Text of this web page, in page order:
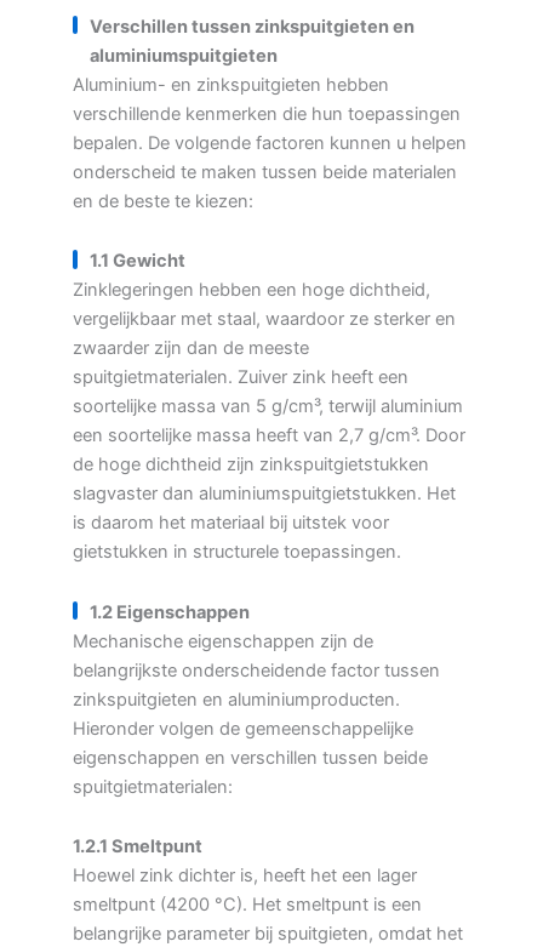
Verschillen tussen zinkspuitgieten en
aluminiumspuitgieten
Aluminium- en zinkspuitgieten hebben
verschillende kenmerken die hun toepassingen
bepalen. De volgende factoren kunnen u helpen
onderscheid te maken tussen beide materialen
en de beste te kiezen:
1.1 Gewicht
Zinklegeringen hebben een hoge dichtheid,
vergelijkbaar met staal, waardoor ze sterker en
zwaarder zijn dan de meeste
spuitgietmaterialen. Zuiver zink heeft een
soortelijke massa van 5 g/cm³, terwijl aluminium
een soortelijke massa heeft van 2,7 g/cm³. Door
de hoge dichtheid zijn zinkspuitgietstukken
slagvaster dan aluminiumspuitgietstukken. Het
is daarom het materiaal bij uitstek voor
gietstukken in structurele toepassingen.
1.2 Eigenschappen
Mechanische eigenschappen zijn de
belangrijkste onderscheidende factor tussen
zinkspuitgieten en aluminiumproducten.
Hieronder volgen de gemeenschappelijke
eigenschappen en verschillen tussen beide
spuitgietmaterialen:
1.2.1 Smeltpunt
Hoewel zink dichter is, heeft het een lager
smeltpunt (4200 °C). Het smeltpunt is een
belangrijke parameter bij spuitgieten, omdat het